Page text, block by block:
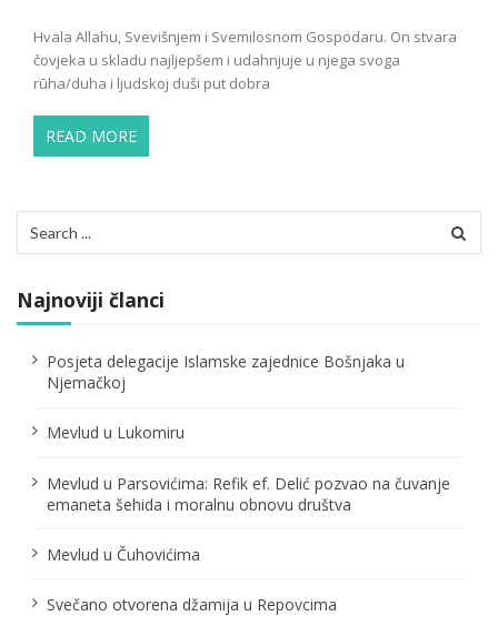
Hvala Allahu, Svevišnjem i Svemilosnom Gospodaru. On stvara
čovjeka u skladu najljepšem i udahnjuje u njega svoga
rūha/duha i ljudskoj duši put dobra
READ MORE
for:
Najnoviji članci
Posjeta delegacije Islamske zajednice Bošnjaka u
Njemačkoj
Mevlud u Lukomiru
Mevlud u Parsovićima: Refik ef. Delić pozvao na čuvanje
emaneta šehida i moralnu obnovu društva
Mevlud u Čuhovićima
Svečano otvorena džamija u Repovcima